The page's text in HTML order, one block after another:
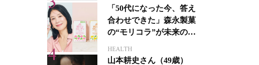
「50代になった今、答え
合わせできた」森永製菓
の“モリコラ”が未来のキ
HEALTH
山本耕史さん（49歳）